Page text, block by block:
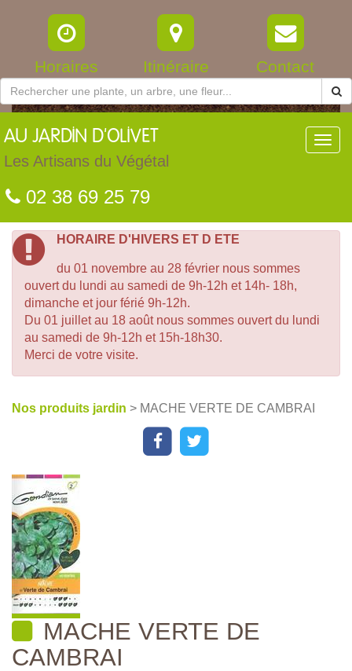
Horaires Itinéraire Contact
AU JARDIN D'OLIVET
Les Artisans du Végétal
02 38 69 25 79
HORAIRE D'HIVERS ET D ETE
du 01 novembre au 28 février nous sommes
ouvert du lundi au samedi de 9h-12h et 14h- 18h,
dimanche et jour férié 9h-12h.
Du 01 juillet au 18 août nous sommes ouvert du lundi
au samedi de 9h-12h et 15h-18h30.
Merci de votre visite.
Nos produits jardin > MACHE VERTE DE CAMBRAI
MACHE VERTE DE
CAMBRAI